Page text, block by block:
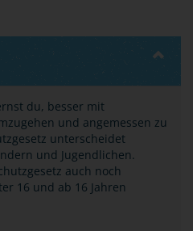
du, besser mit
und angemessen zu
unterscheidet
und Jugendlichen.
auch noch
16 und ab 16 Jahren